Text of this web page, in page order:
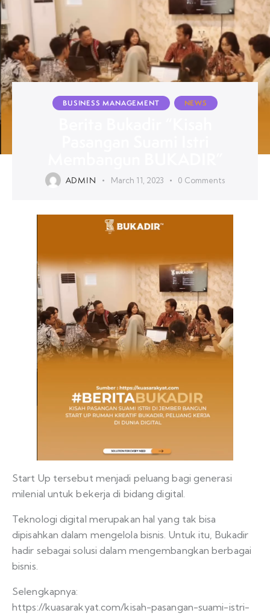
BUSINESS MANAGEMENT NEWS
ADMIN March 11, 2023 0 Comments
Start Up tersebut menjadi peluang bagi generasi
milenial untuk bekerja di bidang digital.
Teknologi digital merupakan hal yang tak bisa
dipisahkan dalam mengelola bisnis. Untuk itu, Bukadir
hadir sebagai solusi dalam mengembangkan berbagai
bisnis.
Selengkapnya:
https://kuasarakyat.com/kisah-pasangan-suami-istri-